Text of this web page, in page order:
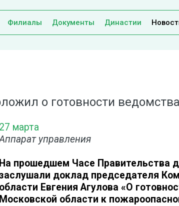
Филиалы Документы Династии
о готовности
27 марта
управления
На прошедшем Часе Правительства
доклад председателя
области Евгения Агулова «О
Московской области к